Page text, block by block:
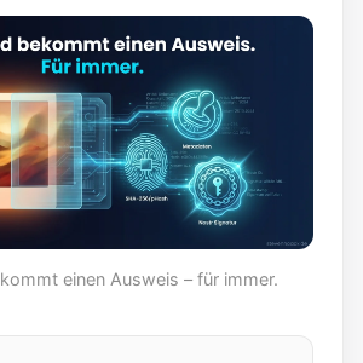
einen Ausweis – für immer.